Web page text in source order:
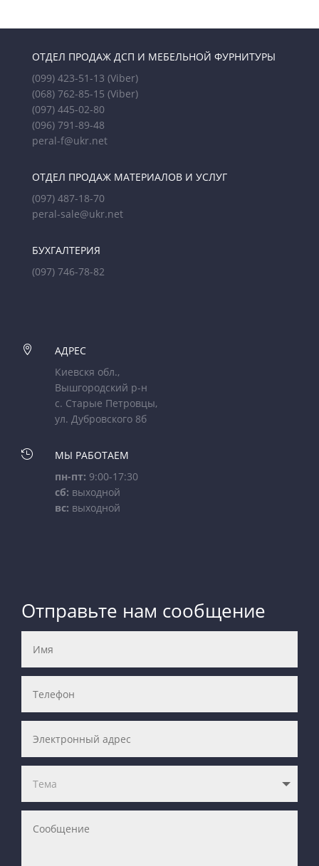
ОТДЕЛ ПРОДАЖ ДСП И МЕБЕЛЬНОЙ ФУРНИТУРЫ
(099) 423-51-13 (Viber)
(068) 762-85-15 (Viber)
(097) 445-02-80
(096) 791-89-48
peral-f@ukr.net
ОТДЕЛ ПРОДАЖ МАТЕРИАЛОВ И УСЛУГ
(097) 487-18-70
peral-sale@ukr.net
БУХГАЛТЕРИЯ
(097) 746-78-82

АДРЕС
Киевскя обл.,
Вышгородский р-н
с. Старые Петровцы,
ул. Дубровского 8б

МЫ РАБОТАЕМ
пн-пт: 9:00-17:30
сб: выходной
вс: выходной
Отправьте нам сообщение